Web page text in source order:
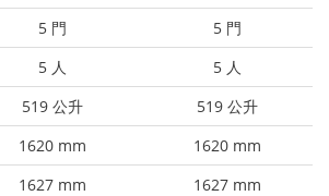
5 門
5 門
5 人
5 人
519 公升
519 公升
1620 mm
1620 mm
1627 mm
1627 mm